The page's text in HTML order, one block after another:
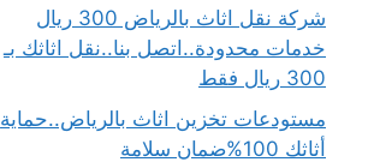
شركة نقل اثاث بالرياض 300 ريال
خدمات محدودة..اتصل بنا..نقل اثاثك بـ
300 ريال فقط
مستودعات تخزين اثاث بالرياض..حماية
أثاثك 100%ضمان سلامة